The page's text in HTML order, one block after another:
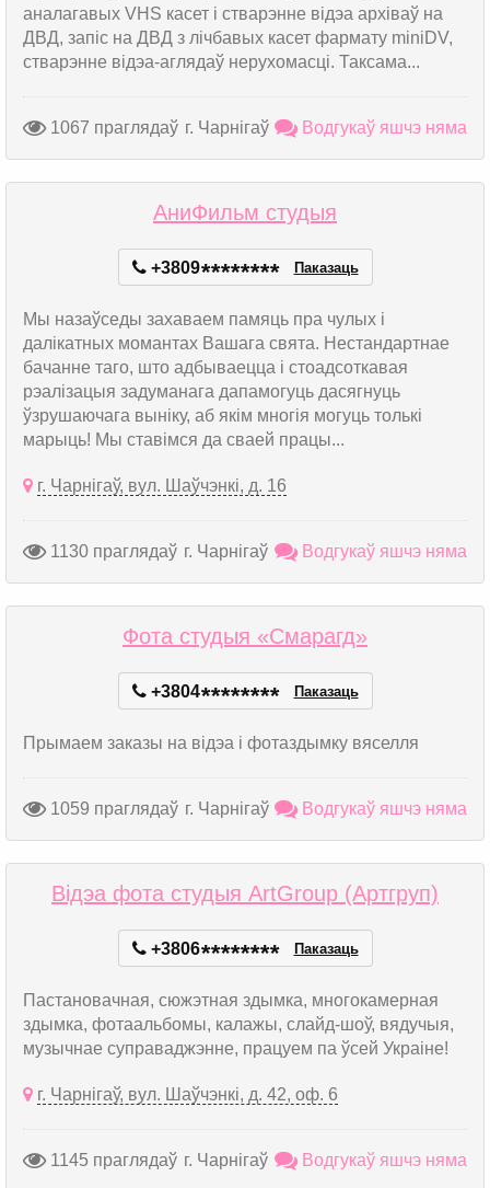
аналагавых VHS касет і стварэнне відэа архіваў на
ДВД, запіс на ДВД з лічбавых касет фармату miniDV,
стварэнне відэа-аглядаў нерухомасці. Таксама...
1067 праглядаў г. Чарнігаў Водгукаў яшчэ няма
АниФильм студыя
+3809******** Паказаць
Мы назаўседы захаваем памяць пра чулых і
далікатных момантах Вашага свята. Нестандартнае
бачанне таго, што адбываецца і стоадсоткавая
рэалізацыя задуманага дапамогуць дасягнуць
ўзрушаючага выніку, аб якім многія могуць толькі
марыць! Мы ставімся да сваей працы...
г. Чарнігаў, вул. Шаўчэнкі, д. 16
1130 праглядаў г. Чарнігаў Водгукаў яшчэ няма
Фота студыя «Смарагд»
+3804******** Паказаць
Прымаем заказы на відэа і фотаздымку вяселля
1059 праглядаў г. Чарнігаў Водгукаў яшчэ няма
Відэа фота студыя ArtGroup (Артгруп)
+3806******** Паказаць
Пастановачная, сюжэтная здымка, многокамерная
здымка, фотаальбомы, калажы, слайд-шоў, вядучыя,
музычнае суправаджэнне, працуем па ўсей Украіне!
г. Чарнігаў, вул. Шаўчэнкі, д. 42, оф. 6
1145 праглядаў г. Чарнігаў Водгукаў яшчэ няма